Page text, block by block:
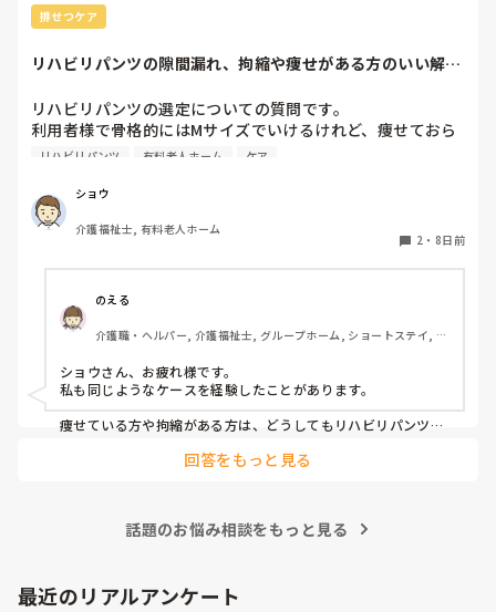
ただ、グループホームは利用者様がMAX9名で、その中に介助
出来る職員がいて基本はは全ての業務をこなすので
います。
以外が残業する事で対応出来ています。）
なのでそういう人が足りていない施設にとっては貴重な存在に
なるし、直接介助しなくても現場で利用者様と会話はするの
そこから興味があればですが、資格取得支援が受けられる可能
性もありますし(^^)
排せつケア
リハビリパンツの隙間漏れ、拘縮や痩せがある方のいい解決
リハビリパンツの選定についての質問です。
利用者様で骨格的にはMサイズでいけるけれど、痩せておら
れたり、拘縮等で隙間ができ、そこから漏れてしまう方がた
ちなみに、パッドも当てている方がほとんどです。
みなさんの施設での対策や、おすすめの選び方・当て方など
よろしくお願いいたします。
リハビリパンツ 有料老人ホーム ケア
ショウ
介護福祉士, 有料老人ホーム
2 ・ 8日前
のえる
介護職・ヘルパー, 介護福祉士, グループホーム, ショートステイ, デ
護
ショウさん、お疲れ様です。
私も同じようなケースを経験したことがあります。
痩せている方や拘縮がある方は、どうしてもリハビリパンツと
か、陰部にきちんとフィットしているかを確認するだけでも漏
それでも漏れが続く場合は、サイズが本当に合っているかを再
検討したり、メーカーを変更して試すこともありました。同じ
回答をもっと見る
話題のお悩み相談をもっと見る
最近のリアルアンケート